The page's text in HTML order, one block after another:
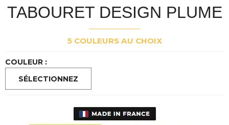
TABOURET DESIGN PLUME
5 COULEURS AU CHOIX
COULEUR :